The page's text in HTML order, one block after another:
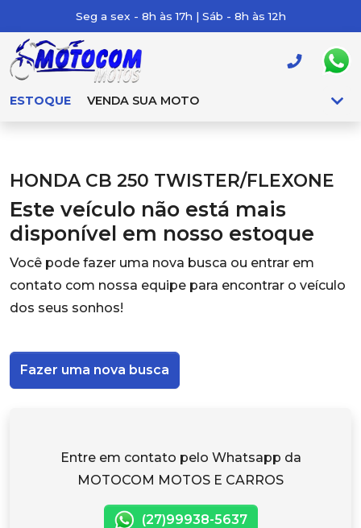
Seg a sex - 8h às 17h | Sáb - 8h às 12h
ESTOQUE VENDA SUA MOTO
HONDA CB 250 TWISTER/FLEXONE
Este veículo não está mais
disponível em nosso estoque
Você pode fazer uma nova busca ou entrar em
contato com nossa equipe para encontrar o veículo
dos seus sonhos!
Fazer uma nova busca
Entre em contato pelo Whatsapp da
MOTOCOM MOTOS E CARROS
(27)99938-5637